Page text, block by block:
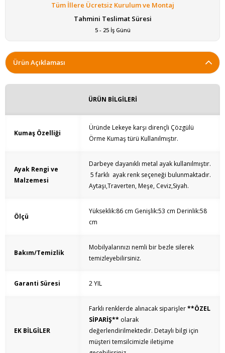
Tüm İllere Ücretsiz Kurulum ve Montaj
Tahmini Teslimat Süresi
5 - 25 İş Günü
Ürün Açıklaması
ÜRÜN BİLGİLERİ
Kumaş Özelliği
Üründe Lekeye karşı dirençli Çözgülü
Örme Kumaş türü Kullanılmıştır.
Ayak Rengi ve
Malzemesi
Darbeye dayanıklı metal ayak kullanılmıştır.
5 farklı ayak renk seçeneği bulunmaktadır.
Aytaşı,Traverten, Meşe, Ceviz,Siyah.
Ölçü
Yükseklik:86 cm Genişlik:53 cm Derinlik:58
cm
Bakım/Temizlik
Mobilyalarınızı nemli bir bezle silerek
temizleyebilirsiniz.
Garanti Süresi 2 YIL
EK BİLGİLER
Farklı renklerde alınacak siparişler**ÖZEL
SİPARİŞ** olarak
değerlendirilmektedir. Detaylı bilgi için
müşteri temsilcimizle iletişime